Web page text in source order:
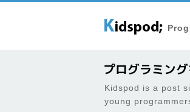
Kidspod is a post
young